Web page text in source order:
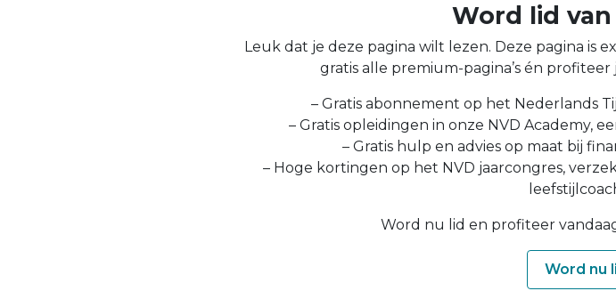
Word lid van
Leuk dat je deze pagina wilt lezen. Deze pagina is
gratis alle premium-pagina’s én
– Gratis abonnement op het Nederlands
– Gratis opleidingen in onze NVD Academy,
– Gratis hulp en advies op maat bij
– Hoge kortingen op het NVD jaarcongres,
Word nu lid en profiteer
Word nu